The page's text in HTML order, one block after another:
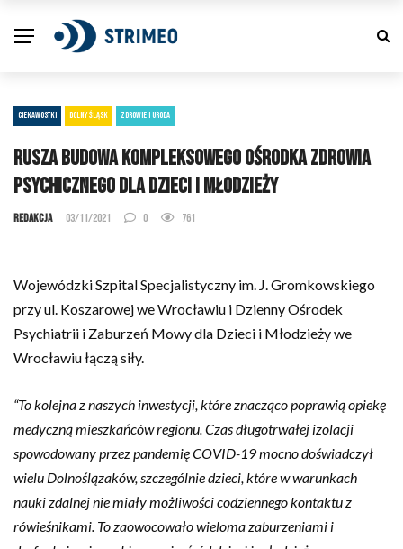
CIEKAWOSTKI DOLNY ŚLĄSK ZDROWIE I URODA
Rusza budowa kompleksowego ośrodka zdrowia
psychicznego dla dzieci i młodzieży
Redakcja 03/11/2021 0 761
Wojewódzki Szpital Specjalistyczny im. J. Gromkowskiego
przy ul. Koszarowej we Wrocławiu i Dzienny Ośrodek
Psychiatrii i Zaburzeń Mowy dla Dzieci i Młodzieży we
Wrocławiu łączą siły.
“To kolejna z naszych inwestycji, które znacząco poprawią opiekę
medyczną mieszkańców regionu. Czas długotrwałej izolacji
spowodowany przez pandemię COVID-19 mocno doświadczył
wielu Dolnoślązaków, szczególnie dzieci, które w warunkach
nauki zdalnej nie miały możliwości codziennego kontaktu z
rówieśnikami. To zaowocowało wieloma zaburzeniami i